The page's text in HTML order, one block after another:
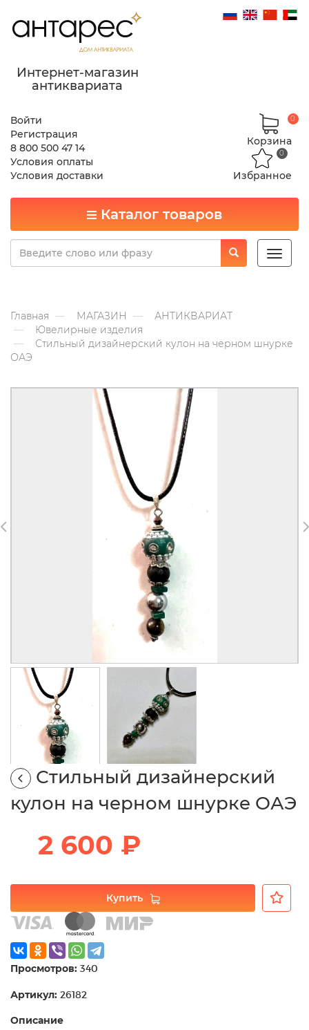
Интернет-магазин
антиквариата
Войти
Регистрация
8 800 500 47 14
Условия оплаты
Условия доставки
Корзина
0
Избранное
0
Каталог товаров
Toggle
Главная МАГАЗИН
АНТИКВАРИАТ
Ювелирные изделия
Стильный дизайнерский кулон на черном шнурке
ОАЭ
Стильный дизайнерский
кулон на черном шнурке ОАЭ
2 600 ₽
Купить
Просмотров: 340
Артикул: 26182
Описание